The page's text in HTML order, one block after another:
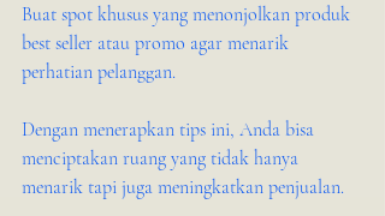
Buat spot khusus yang menonjolkan produk
best seller atau promo agar menarik
perhatian pelanggan.
Dengan menerapkan tips ini, Anda bisa
menciptakan ruang yang tidak hanya
menarik tapi juga meningkatkan penjualan.